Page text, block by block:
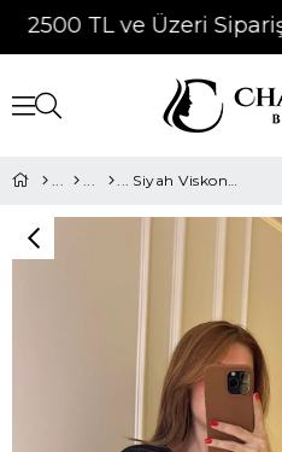
TL ve Üzeri
Siyah Viskon Simli İkili Takım